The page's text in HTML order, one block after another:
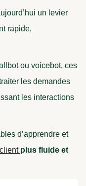
un levier
rapide,
ou voicebot, ces
les demandes
les interactions
d’apprendre et
plus fluide et